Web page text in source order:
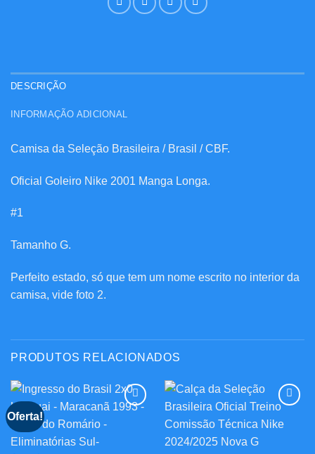
DESCRIÇÃO
INFORMAÇÃO ADICIONAL
Camisa da Seleção Brasileira / Brasil / CBF.
Oficial Goleiro Nike 2001 Manga Longa.
#1
Tamanho G.
Perfeito estado, só que tem um nome escrito no interior da
camisa, vide foto 2.
PRODUTOS RELACIONADOS
Oferta!
aos